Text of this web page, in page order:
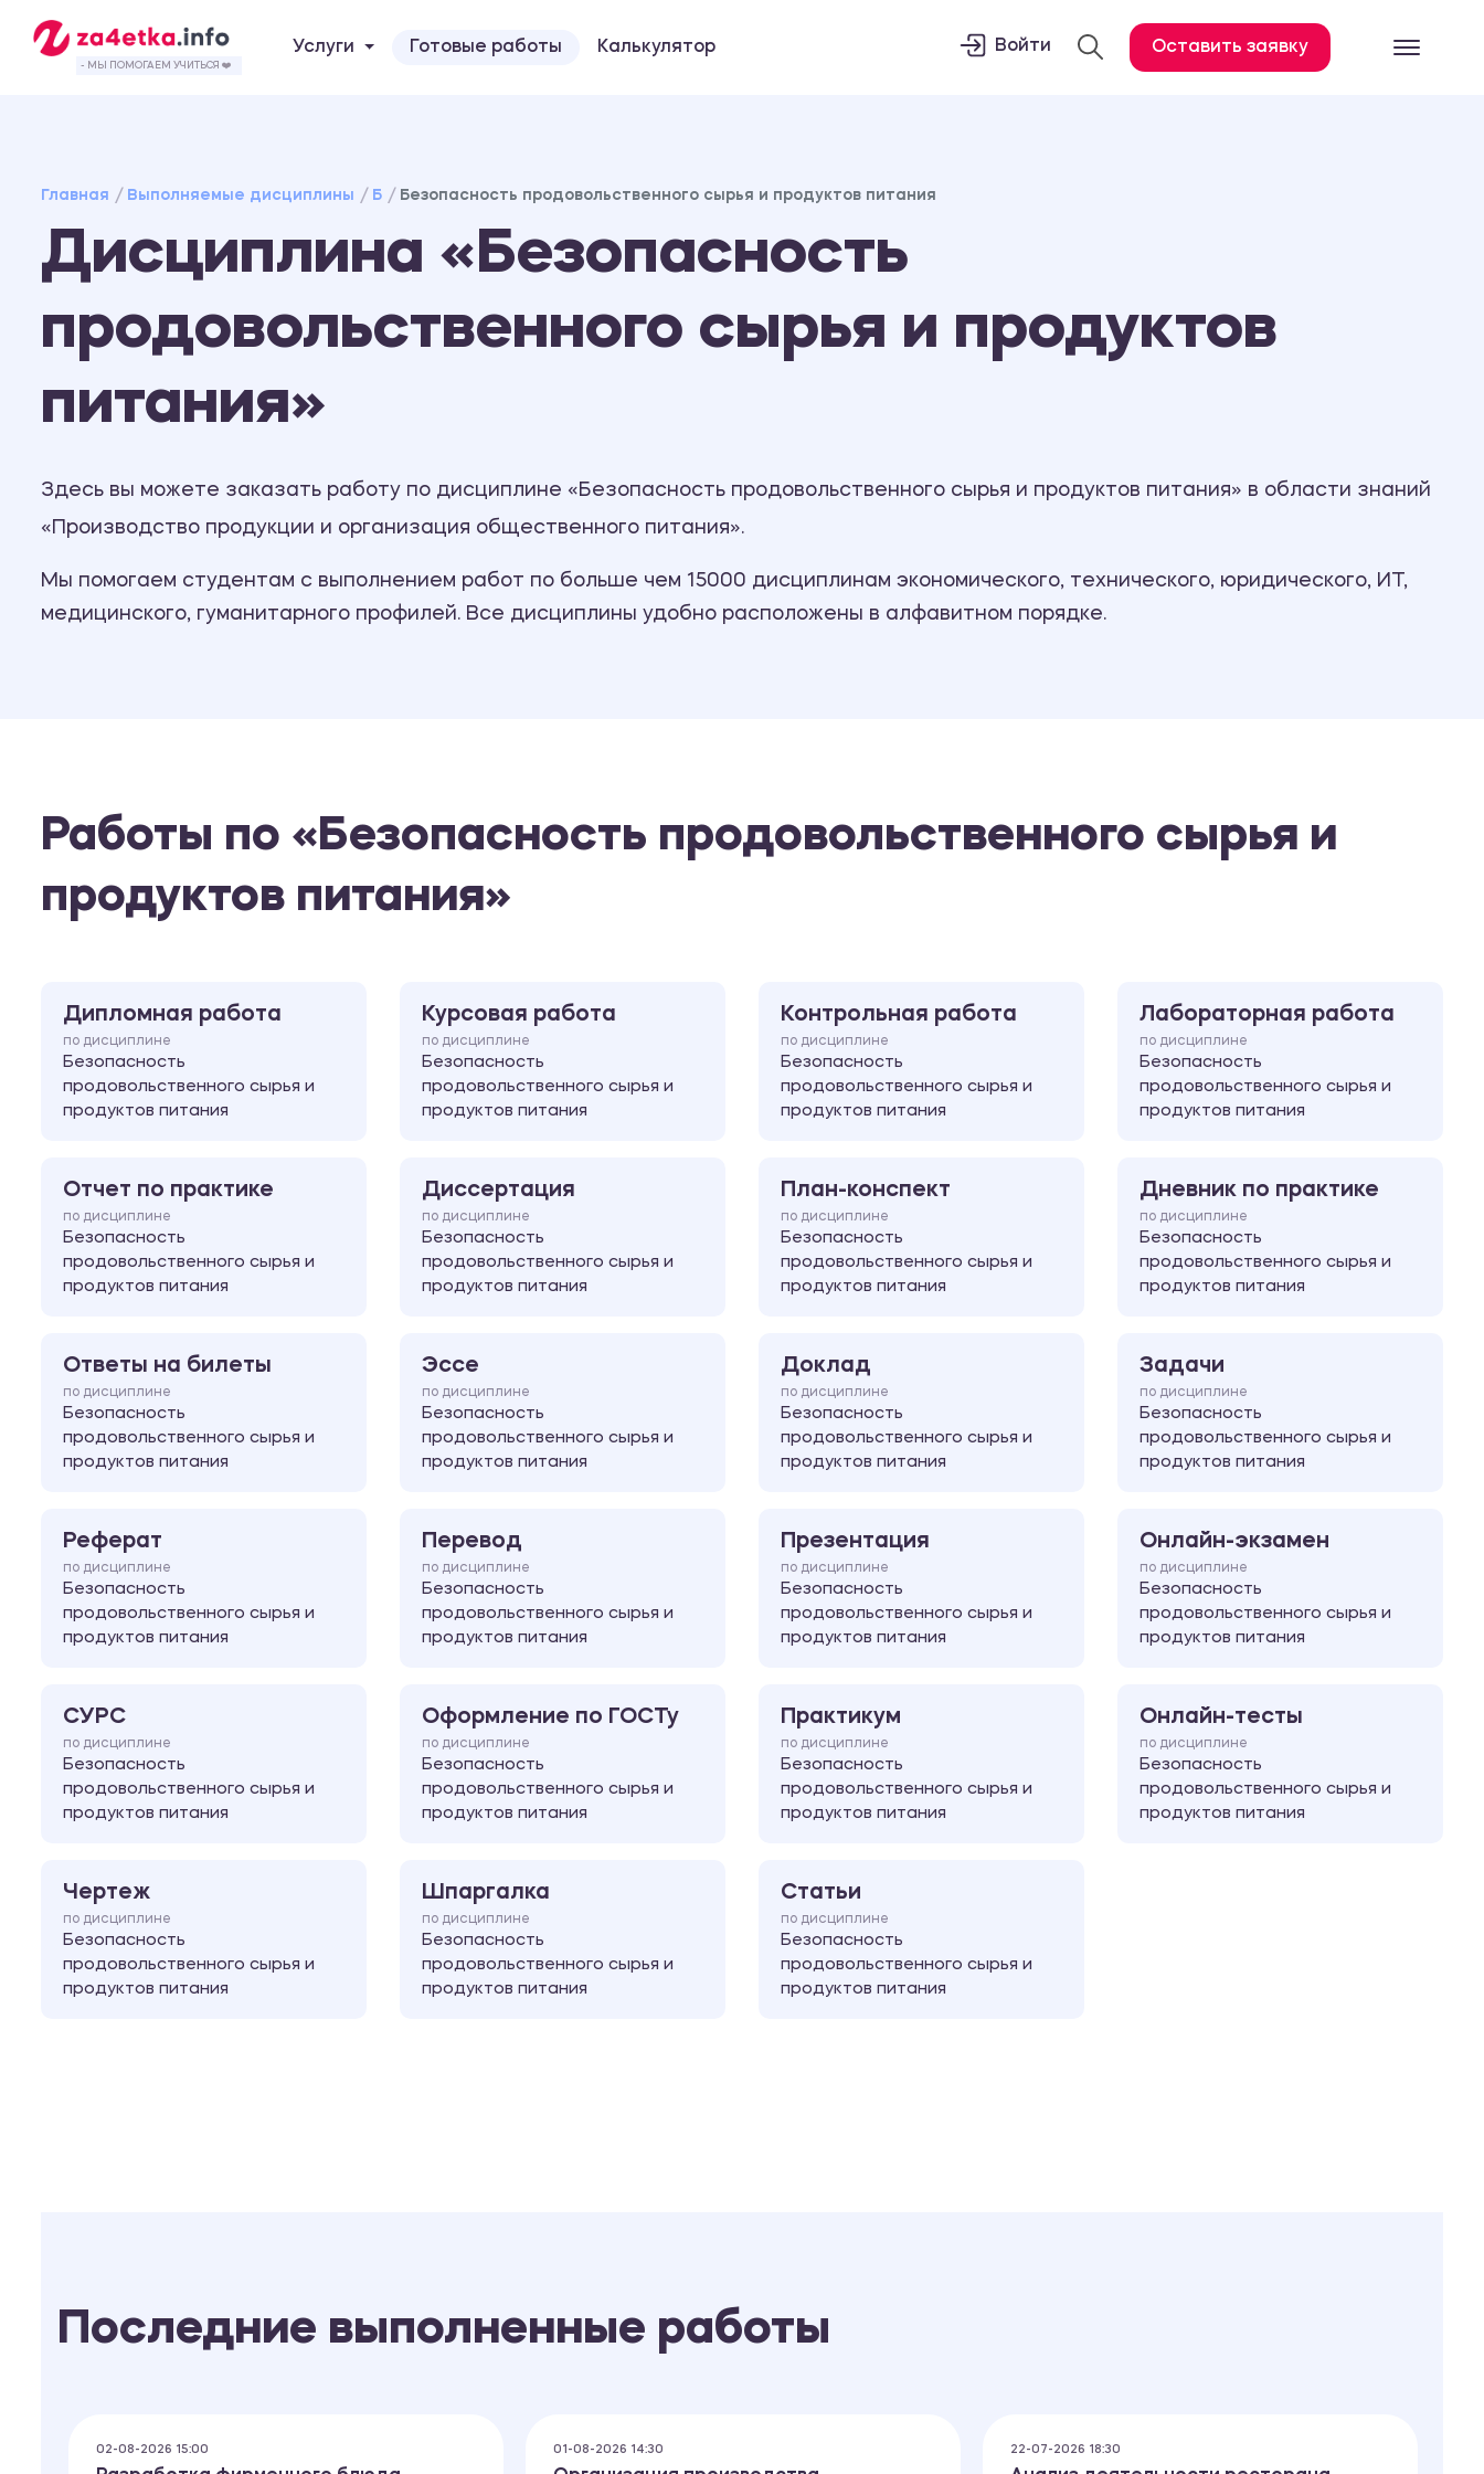
Лабораторная работа
Дневник по практике
- МЫ ПОМОГАЕМ УЧИТЬСЯ ❤️
Услуги Готовые работы Калькулятор Войти Оставить заявку
Главная Выполняемые дисциплины Б Безопасность продовольственного сырья и продуктов питания
Дисциплина «Безопасность
продовольственного сырья и продуктов
питания»
Здесь вы можете заказать работу по дисциплине «Безопасность продовольственного сырья и продуктов питания» в области знаний
«Производство продукции и организация общественного питания».
Мы помогаем студентам с выполнением работ по больше чем 15000 дисциплинам экономического, технического, юридического, ИТ,
медицинского, гуманитарного профилей. Все дисциплины удобно расположены в алфавитном порядке.
Работы по «Безопасность продовольственного сырья и
продуктов питания»
Дипломная работа
по дисциплине
Безопасность
продовольственного сырья и
продуктов питания
Курсовая работа
по дисциплине
Безопасность
продовольственного сырья и
продуктов питания
Контрольная работа
по дисциплине
Безопасность
продовольственного сырья и
продуктов питания
Лабораторная работа
по дисциплине
Безопасность
продовольственного сырья и
продуктов питания
Отчет по практике
по дисциплине
Безопасность
продовольственного сырья и
продуктов питания
Диссертация
по дисциплине
Безопасность
продовольственного сырья и
продуктов питания
План-конспект
по дисциплине
Безопасность
продовольственного сырья и
продуктов питания
Дневник по практике
по дисциплине
Безопасность
продовольственного сырья и
продуктов питания
Ответы на билеты
по дисциплине
Безопасность
продовольственного сырья и
продуктов питания
Эссе
по дисциплине
Безопасность
продовольственного сырья и
продуктов питания
Доклад
по дисциплине
Безопасность
продовольственного сырья и
продуктов питания
Задачи
по дисциплине
Безопасность
продовольственного сырья и
продуктов питания
Реферат
по дисциплине
Безопасность
продовольственного сырья и
продуктов питания
Перевод
по дисциплине
Безопасность
продовольственного сырья и
продуктов питания
Презентация
по дисциплине
Безопасность
продовольственного сырья и
продуктов питания
Онлайн-экзамен
по дисциплине
Безопасность
продовольственного сырья и
продуктов питания
СУРС
по дисциплине
Безопасность
продовольственного сырья и
продуктов питания
Оформление по ГОСТу
по дисциплине
Безопасность
продовольственного сырья и
продуктов питания
Практикум
по дисциплине
Безопасность
продовольственного сырья и
продуктов питания
Онлайн-тесты
по дисциплине
Безопасность
продовольственного сырья и
продуктов питания
Чертеж
по дисциплине
Безопасность
продовольственного сырья и
продуктов питания
Шпаргалка
по дисциплине
Безопасность
продовольственного сырья и
продуктов питания
Статьи
по дисциплине
Безопасность
продовольственного сырья и
продуктов питания
Последние выполненные работы
02-08-2026 15:00 01-08-2026 14:30 22-07-2026 18:30